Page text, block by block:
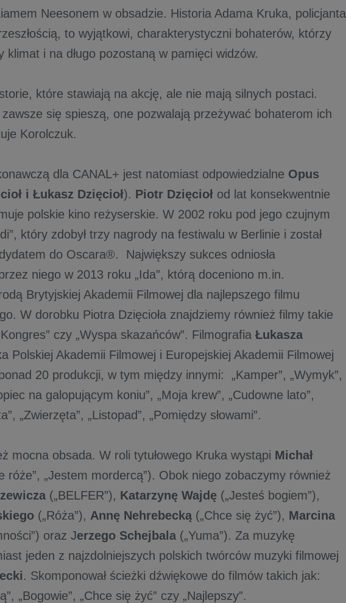
Neesonem w obsadzie. Historia Adama Kruka, policjanta
to wyjątkowi, charakterystyczni bohaterów, którzy
klimat i na długo pozostaną w pamięci widzów.
które stawiają na akcję, ale nie mają silnych postaci.
się spieszą, one pozwalają przeżywać bohaterom ich
Korolczuk.
dla CANAL+ jest natomiast odpowiedzialne Opus
i Łukasz Dzięcioł). Piotr Dzięcioł od lat konsekwentnie
polskie kino reżyserskie. W 2002 roku pod jego czujnym
który zdobył trzy nagrody na festiwalu w Berlinie i został
do Oscara®. Największy sukces odniosła
niego w 2013 roku „Ida”, którą doceniono m.in.
Brytyjskiej Akademii Filmowej dla najlepszego filmu
W dorobku Piotra Dzięcioła znajdziemy również filmy takie
czy „Wyspa skazańców”. Filmografia Łukasza
Polskiej Akademii Filmowej i Europejskiej Akademii Filmowej
20 produkcji, w tym między innymi: „Kamper”, „Wymyk”,
na galopującym koniu”, „Moja krew”, „Cudowne lato”,
„Zwierzęta”, „Listopad”, „Pomiędzy słowami”.
mocna obsada. W roli tytułowego Kruka wystąpi Michał
róże”, „Jestem mordercą”). Obok niego zobaczymy również
(„BELFER”), Katarzynę Wajdę („Jesteś bogiem”),
(„Róża”), Annę Nehrebecką („Chce się żyć”), Marcina
oraz Jerzego Schejbala („Yuma”). Za muzykę
jeden z najzdolniejszych polskich twórców muzyki filmowej
. Skomponował ścieżki dźwiękowe do filmów takich jak:
„Bogowie”, „Chce się żyć” czy „Najlepszy”.